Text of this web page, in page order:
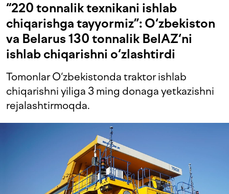
“220 tonnalik texnikani ishlab
chiqarishga tayyormiz”: O‘zbekiston
va Belarus 130 tonnalik BelAZ‘ni
ishlab chiqarishni o‘zlashtirdi
Tomonlar O‘zbekistonda traktor ishlab
chiqarishni yiliga 3 ming donaga yetkazishni
rejalashtirmoqda.